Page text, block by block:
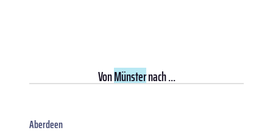
VonMünsternach ...
Aberdeen